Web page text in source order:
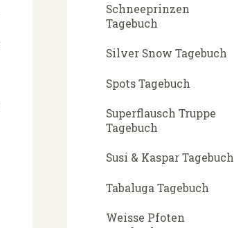
Schneeprinzen
Tagebuch
Silver Snow Tagebuch
Spots Tagebuch
Superflausch Truppe
Tagebuch
Susi & Kaspar Tagebuch
Tabaluga Tagebuch
Weisse Pfoten